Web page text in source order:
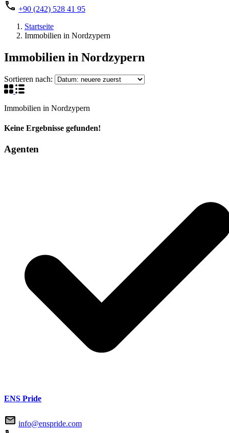
+90 (242) 528 41 95
Startseite
Immobilien in Nordzypern
Immobilien in Nordzypern
Sortieren nach:
Immobilien in Nordzypern
Keine Ergebnisse gefunden!
Agenten
ENS Pride
info@enspride.com